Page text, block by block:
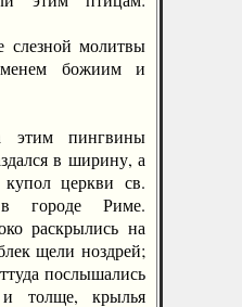
молитвы
божиим и
пингвины
в ширину, а
церкви св.
городе Риме.
раскрылись на
щели ноздрей;
послышались
толще, крылья